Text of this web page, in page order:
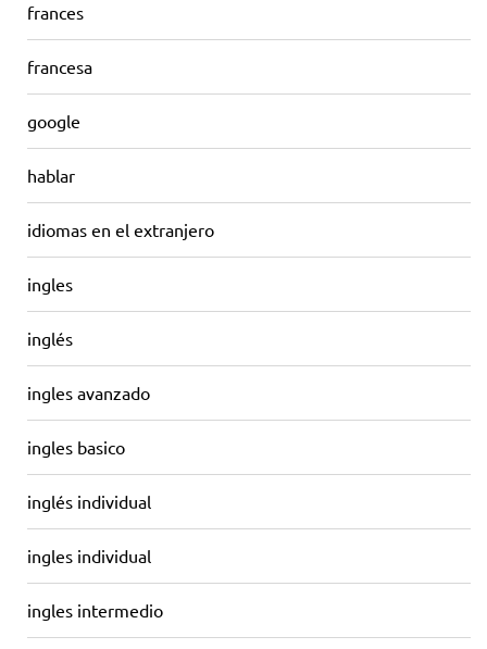
frances
francesa
google
hablar
idiomas en el extranjero
ingles
inglés
ingles avanzado
ingles basico
inglés individual
ingles individual
ingles intermedio